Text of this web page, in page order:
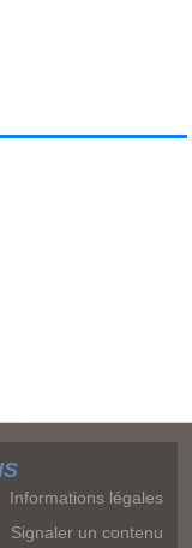
Informations légales
Signaler un contenu